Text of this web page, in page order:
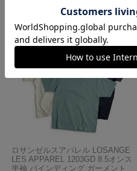
ロサンゼルスアパレル LOSANGE
LES APPAREL 1203GD 8.5オンス
半袖 バインディング ガーメント